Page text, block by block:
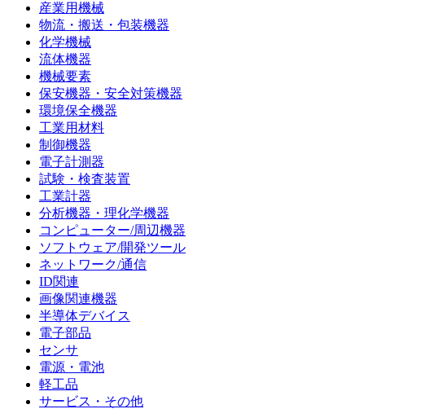
産業用機械
物流・搬送・包装機器
化学機械
流体機器
機械要素
保安機器・安全対策機器
環境保全機器
工業用材料
制御機器
電子計測器
試験・検査装置
工業計器
分析機器・理化学機器
コンピューター/周辺機器
ソフトウェア/開発ツール
ネットワーク/通信
ID関連
画像関連機器
半導体デバイス
電子部品
センサ
電源・電池
軽工品
サービス・その他